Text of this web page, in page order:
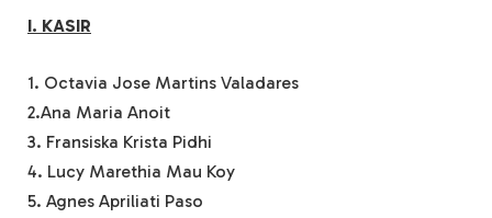
I. KASIR
1. Octavia Jose Martins Valadares
2.Ana Maria Anoit
3. Fransiska Krista Pidhi
4. Lucy Marethia Mau Koy
5. Agnes Apriliati Paso